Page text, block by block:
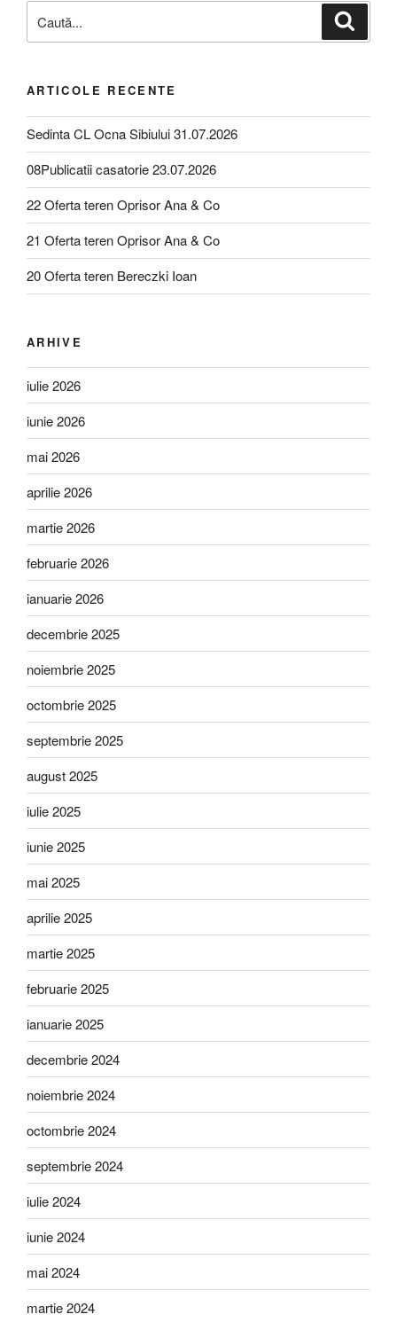
ARTICOLE RECENTE
Sedinta CL Ocna Sibiului 31.07.2026
08Publicatii casatorie 23.07.2026
22 Oferta teren Oprisor Ana & Co
21 Oferta teren Oprisor Ana & Co
20 Oferta teren Bereczki Ioan
ARHIVE
iulie 2026
iunie 2026
mai 2026
aprilie 2026
martie 2026
februarie 2026
ianuarie 2026
decembrie 2025
noiembrie 2025
octombrie 2025
septembrie 2025
august 2025
iulie 2025
iunie 2025
mai 2025
aprilie 2025
martie 2025
februarie 2025
ianuarie 2025
decembrie 2024
noiembrie 2024
octombrie 2024
septembrie 2024
iulie 2024
iunie 2024
mai 2024
martie 2024